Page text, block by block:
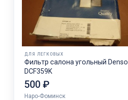
ДЛЯ ЛЕГКОВЫХ
Фильтр салона угольный Denso
DCF359K
500 ₽
Наро-Фоминск